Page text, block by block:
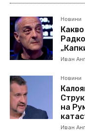
Новини
Иван
Новини
на
Иван